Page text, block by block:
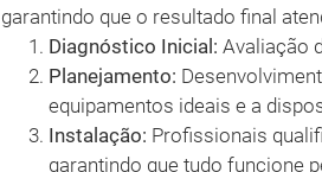
garantindo que o resultado final
Diagnóstico Inicial: Avaliação
Planejamento:
equipamentos ideais e a
Instalação: Profissionais
garantindo que tudo funcione